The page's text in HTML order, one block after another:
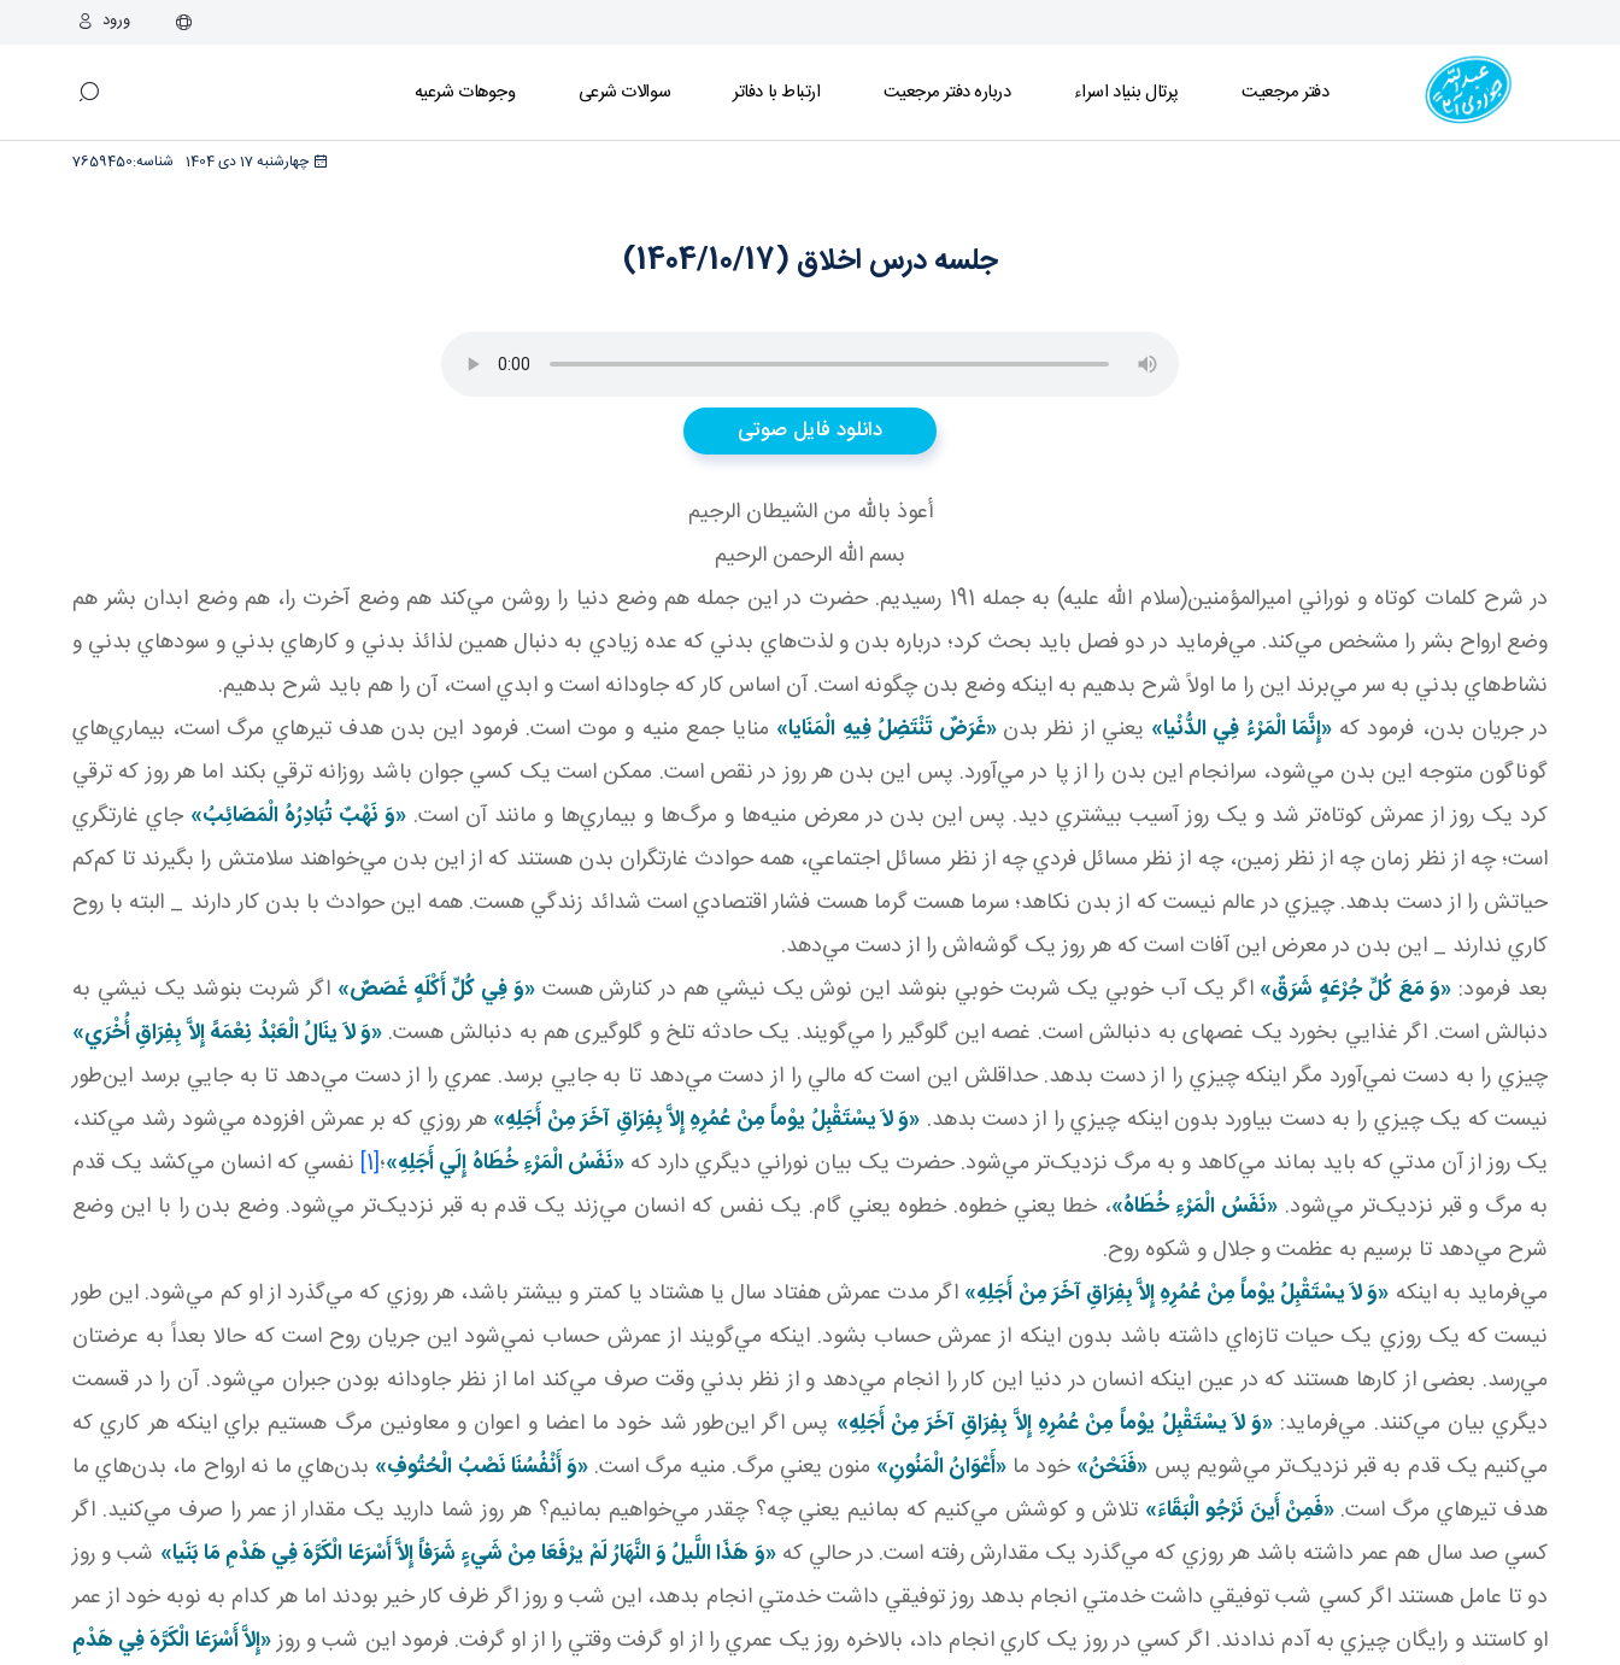
ورود
دفتر مرجعیت پرتال بنیاد اسراء درباره دفتر مرجعیت ارتباط با دفاتر سوالات شرعی وجوهات شرعیه
چهارشنبه 17 دی 1404 7659450شناسه:
جلسه درس اخلاق (1404/10/17)
دانلود فایل صوتی
أعوذ بالله من الشيطان الرجيم
بسم الله الرحمن الرحيم
در شرح کلمات کوتاه و نوراني اميرالمؤمنين(سلام الله عليه) به جمله 191 رسيديم. حضرت در اين جمله هم وضع دنيا را روشن مي‌کند هم وضع آخرت را، هم وضع ابدان بشر هم
وضع ارواح بشر را مشخص مي‌کند. مي‌فرمايد در دو فصل بايد بحث کرد؛ درباره بدن و لذت‌هاي بدني که عده زيادي به دنبال همين لذائذ بدني و کارهاي بدني و سودهاي بدني و
نشاط‌هاي بدني به سر مي‌برند اين را ما اولاً شرح بدهيم به اينکه وضع بدن چگونه است. آن اساس کار که جاودانه است و ابدي است، آن را هم بايد شرح بدهيم.
در جريان بدن، فرمود که«إِنَّمَا الْمَرْءُ فِي الدُّنْيا» يعني از نظر بدن «غَرَضٌ تَنْتَضِلُ فِيهِ الْمَنَايا» منايا جمع منيه و موت است. فرمود اين بدن هدف‌ تيرهاي مرگ است، بيماري‌هاي
گوناگون متوجه اين بدن مي‌شود، سرانجام اين بدن را از پا در مي‌آورد. پس اين بدن هر روز در نقص است. ممکن است يک کسي جوان باشد روزانه ترقي بکند اما هر روز که ترقي
کرد يک روز از عمرش کوتاه‌تر شد و يک روز آسيب بيشتري ديد. پس اين بدن در معرض منيه‌ها و مرگ‌ها و بيماري‌ها و مانند آن است.«وَ نَهْبٌ تُبَادِرُهُ الْمَصَائِبُ» جاي غارتگري
است؛ چه از نظر زمان چه از نظر زمين، چه از نظر مسائل فردي چه از نظر مسائل اجتماعي، همه حوادث غارتگران بدن‌ هستند که از اين بدن مي‌خواهند سلامتش را بگيرند تا کم‌کم
حياتش را از دست بدهد. چيزي در عالم نيست که از بدن نکاهد؛ سرما هست گرما هست فشار اقتصادي است شدائد زندگي هست. همه اين حوادث با بدن کار دارند _ البته با روح
کاري ندارند _ اين بدن در معرض اين آفات است که هر روز يک گوشه‌اش را از دست مي‌دهد.
بعد فرمود: «وَ مَعَ کُلِّ جُرْعَهٍ شَرَقٌ» اگر يک آب خوبي يک شربت خوبي بنوشد اين نوش يک نيشي هم در کنارش هست«وَ فِي کُلِّ أَکْلَهٍ غَصَصٌ» اگر شربت بنوشد يک نيشي به
دنبالش است. اگر غذايي بخورد يک غصه­ای به دنبالش است. غصه اين گلوگير را مي‌گويند. يک حادثه تلخ و گلوگيری هم به دنبالش هست. «وَ لاَ ينَالُ الْعَبْدُ نِعْمَهً إِلاَّ بِفِرَاقِ أُخْرَي»
چيزي را به دست نمي‌آورد مگر اينکه چيزي را از دست بدهد. حداقلش اين است که مالي را از دست مي‌دهد تا به جايي برسد. عمري را از دست مي‌دهد تا به جايي برسد اين‌طور
نيست که يک چيزي را به دست بياورد بدون اينکه چيزي را از دست بدهد. «وَ لاَ يسْتَقْبِلُ يوْماً مِنْ عُمُرِهِ إِلاَّ بِفِرَاقِ آخَرَ مِنْ أَجَلِهِ» هر روزي که بر عمرش افزوده مي‌شود رشد مي‌کند،
يک روز از آن مدتي که بايد بماند مي‌کاهد و به مرگ نزديک‌تر مي‌شود. حضرت يک بيان نوراني ديگري دارد که«نَفَسُ‏ الْمَرْءِ خُطَاهُ‏ إِلَي‏ أَجَلِهِ»؛[1] نفسي که انسان مي‌کشد يک قدم
به مرگ و قبر نزديک‌تر مي‌شود.«نَفَسُ‏ الْمَرْءِ خُطَاهُ‏»، خطا يعني خطوه. خطوه يعني گام. يک نفس که انسان مي‌زند يک قدم به قبر نزديک‌تر مي‌شود. وضع بدن را با اين وضع
شرح مي‌دهد تا برسيم به عظمت و جلال و شکوه روح.
مي‌فرمايد به اينکه «وَ لاَ يسْتَقْبِلُ يوْماً مِنْ عُمُرِهِ إِلاَّ بِفِرَاقِ آخَرَ مِنْ أَجَلِهِ» اگر مدت عمرش هفتاد سال يا هشتاد يا کمتر و بيشتر باشد، هر روزي که مي‌گذرد از او کم مي‌شود. اين طور
نيست که يک روزي يک حيات تازه‌اي داشته باشد بدون اينکه از عمرش حساب بشود. اينکه مي‌گويند از عمرش حساب نمي‌شود اين جريان روح است که حالا بعداً به عرضتان
مي‌رسد. بعضی از کارها هستند که در عين اينکه انسان در دنيا اين کار را انجام مي‌دهد و از نظر بدني وقت صرف مي‌کند اما از نظر جاودانه بودن جبران مي‌شود. آن را در قسمت
ديگري بيان مي‌کنند. مي‌فرمايد: «وَ لاَ يسْتَقْبِلُ يوْماً مِنْ عُمُرِهِ إِلاَّ بِفِرَاقِ آخَرَ مِنْ أَجَلِهِ» پس اگر اين‌طور شد خود ما اعضا و اعوان و معاونين مرگ هستيم براي اينکه هر کاري که
مي‌کنيم يک قدم به قبر نزديک‌تر مي‌شويم پس «فَنَحْنُ» خود ما«أَعْوَانُ الْمَنُونِ» منون يعني مرگ. منيه مرگ است. «وَ أَنْفُسُنَا نَصْبُ الْحُتُوفِ» بدن‌هاي ما نه ارواح ما، بدن‌هاي ما
هدف تيرهاي مرگ است. «فَمِنْ أَينَ نَرْجُو الْبَقَاءَ» تلاش و کوشش مي‌کنيم که بمانيم يعني چه؟ چقدر مي‌خواهيم بمانيم؟ هر روز شما داريد يک مقدار از عمر را صرف مي‌کنيد. اگر
کسي صد سال هم عمر داشته باشد هر روزي که مي‌گذرد يک مقدارش رفته است. در حالي که«وَ هَذَا اللَّيلُ وَ النَّهَارُ لَمْ يرْفَعَا مِنْ شَيءٍ شَرَفاً إِلاَّ أَسْرَعَا الْکَرَّهَ فِي هَدْمِ مَا بَنَيا» شب و روز
دو تا عامل‌ هستند اگر کسي شب توفيقي داشت خدمتي انجام بدهد روز توفيقي داشت خدمتي انجام بدهد، اين شب و روز اگر ظرف کار خير بودند اما هر کدام به نوبه خود از عمر
او کاستند و رايگان چيزي به آدم ندادند. اگر کسي در روز يک کاري انجام داد، بالاخره روز يک عمري را از او گرفت وقتي را از او گرفت. فرمود اين شب و روز«إِلاَّ أَسْرَعَا الْکَرَّهَ فِي هَدْمِ